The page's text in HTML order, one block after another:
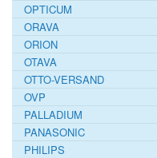
OPTICUM
ORAVA
ORION
OTAVA
OTTO-VERSAND
OVP
PALLADIUM
PANASONIC
PHILIPS